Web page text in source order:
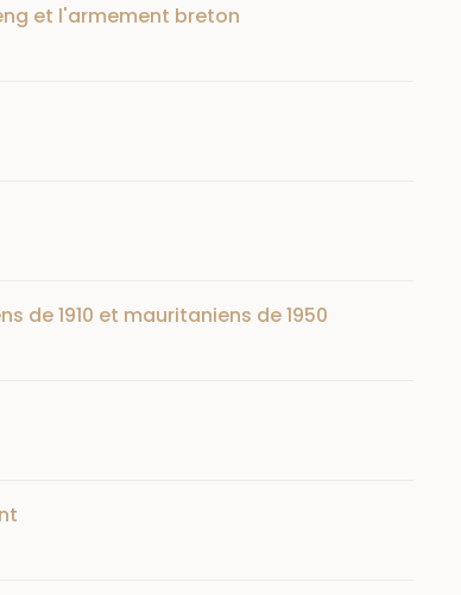
et l'armement breton
de 1910 et mauritaniens de 1950